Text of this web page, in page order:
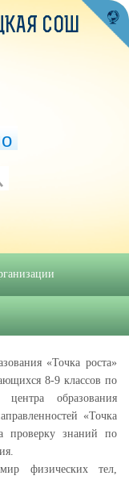
которые управляют
сталкиваемся с ее
как сильна и быстра
«Точка роста»
8-9 классов по
образования
«Точка
проверку знаний по
физических тел,
СОШ